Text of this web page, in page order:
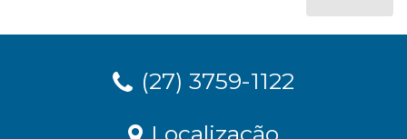
(27) 3759-1122
Localização